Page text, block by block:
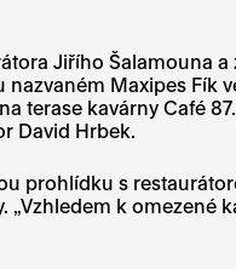
Jiřího Šalamouna
Maxipes Fík
kavárny Café
David Hrbek.
prohlídku s
k omezené